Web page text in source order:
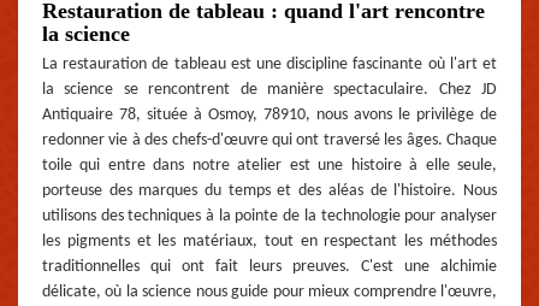
Restauration de tableau : quand l'art rencontre
la science
La restauration de tableau est une discipline fascinante où l'art et
la science se rencontrent de manière spectaculaire. Chez JD
Antiquaire 78, située à Osmoy, 78910, nous avons le privilège de
redonner vie à des chefs-d'œuvre qui ont traversé les âges. Chaque
toile qui entre dans notre atelier est une histoire à elle seule,
porteuse des marques du temps et des aléas de l'histoire. Nous
utilisons des techniques à la pointe de la technologie pour analyser
les pigments et les matériaux, tout en respectant les méthodes
traditionnelles qui ont fait leurs preuves. C'est une alchimie
délicate, où la science nous guide pour mieux comprendre l'œuvre,